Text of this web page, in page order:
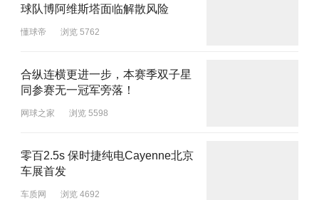
球队博阿维斯塔面临解散风险
懂球帝 浏览 5762
合纵连横更进一步，本赛季双子星
同参赛无一冠军旁落！
网球之家 浏览 5598
零百2.5s 保时捷纯电Cayenne北京
车展首发
车质网 浏览 4692